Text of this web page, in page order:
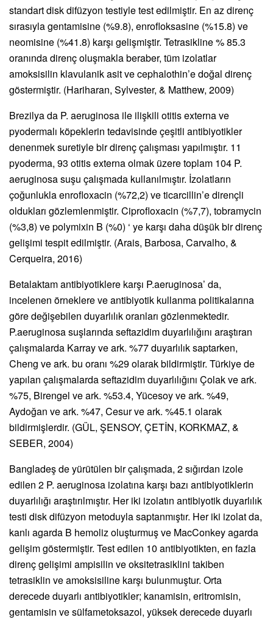
standart disk difüzyon testiyle test edilmiştir. En az direnç
sırasıyla gentamisine (%9.8), enrofloksasine (%15.8) ve
neomisine (%41.8) karşı gelişmiştir. Tetrasikline % 85.3
oranında direnç oluşmakla beraber, tüm izolatlar
amoksisilin klavulanik asit ve cephalothin’e doğal direnç
göstermiştir. (Hariharan, Sylvester, & Matthew, 2009)
Brezilya da P. aeruginosa ile ilişkili otitis externa ve
pyodermalı köpeklerin tedavisinde çeşitli antibiyotikler
denenmek suretiyle bir direnç çalışması yapılmıştır. 11
pyoderma, 93 otitis externa olmak üzere toplam 104 P.
aeruginosa suşu çalışmada kullanılmıştır. İzolatların
çoğunlukla enrofloxacin (%72,2) ve ticarcillin’e dirençli
oldukları gözlemlenmiştir. Ciprofloxacin (%7,7), tobramycin
(%3,8) ve polymixin B (%0) ‘ ye karşı daha düşük bir direnç
gelişimi tespit edilmiştir. (Arais, Barbosa, Carvalho, &
Cerqueira, 2016)
Betalaktam antibiyotiklere karşı P.aeruginosa’ da,
incelenen örneklere ve antibiyotik kullanma politikalarına
göre değişebilen duyarlılık oranları gözlenmektedir.
P.aeruginosa suşlarında seftazidim duyarlılığını araştıran
çalışmalarda Karray ve ark. %77 duyarlılık saptarken,
Cheng ve ark. bu oranı %29 olarak bildirmiştir. Türkiye de
yapılan çalışmalarda seftazidim duyarlılığını Çolak ve ark.
%75, Birengel ve ark. %53.4, Yücesoy ve ark. %49,
Aydoğan ve ark. %47, Cesur ve ark. %45.1 olarak
bildirmişlerdir. (GÜL, ŞENSOY, ÇETİN, KORKMAZ, &
SEBER, 2004)
Bangladeş de yürütülen bir çalışmada, 2 sığırdan izole
edilen 2 P. aeruginosa izolatına karşı bazı antibiyotiklerin
duyarlılığı araştırılmıştır. Her iki izolatın antibiyotik duyarlılık
testi disk difüzyon metoduyla saptanmıştır. Her iki izolat da,
kanlı agarda B hemoliz oluşturmuş ve MacConkey agarda
gelişim göstermiştir. Test edilen 10 antibiyotikten, en fazla
direnç gelişimi ampisilin ve oksitetrasiklini takiben
tetrasiklin ve amoksisiline karşı bulunmuştur. Orta
derecede duyarlı antibiyotikler; kanamisin, eritromisin,
gentamisin ve sülfametoksazol, yüksek derecede duyarlı